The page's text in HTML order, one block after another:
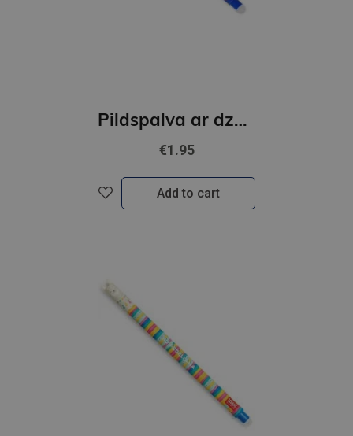
Pildspalva ar dzēšgumiju,MONSTER
€1.95
Add to cart